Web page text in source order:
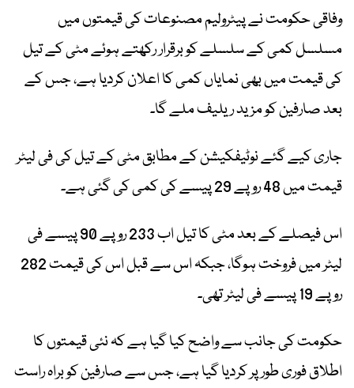
وفاقی حکومت نے پیٹرولیم مصنوعات کی قیمتوں میں
مسلسل کمی کے سلسلے کو برقرار رکھتے ہوئے مٹی کے تیل
کی قیمت میں بھی نمایاں کمی کا اعلان کردیا ہے، جس کے
بعد صارفین کو مزید ریلیف ملے گا۔
جاری کیے گئے نوٹیفکیشن کے مطابق مٹی کے تیل کی فی لیٹر
قیمت میں 48 روپے 29 پیسے کی کمی کی گئی ہے۔
اس فیصلے کے بعد مٹی کا تیل اب 233 روپے 90 پیسے فی
لیٹر میں فروخت ہوگا، جبکہ اس سے قبل اس کی قیمت 282
روپے 19 پیسے فی لیٹر تھی۔
حکومت کی جانب سے واضح کیا گیا ہے کہ نئی قیمتوں کا
اطلاق فوری طور پر کردیا گیا ہے، جس سے صارفین کو براہ راست